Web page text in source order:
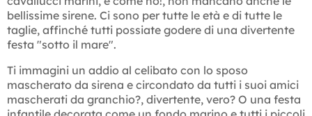
bellissime sirene. Ci sono per tutte le età e di tutte le
taglie, affinché tutti possiate godere di una divertente
festa "sotto il mare".
Ti immagini un addio al celibato con lo sposo
mascherato da sirena e circondato da tutti i suoi amici
mascherati da granchio?, divertente, vero? O una festa